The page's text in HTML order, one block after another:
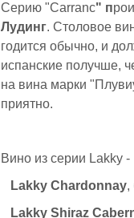
Серию "Carranc" п
Лудинг. Столовое
годится обычно, и
испанские получше,
на вина марки
приятно.
Вино из серии Lakky -
Lakky Chardonnay,
Lakky Shiraz